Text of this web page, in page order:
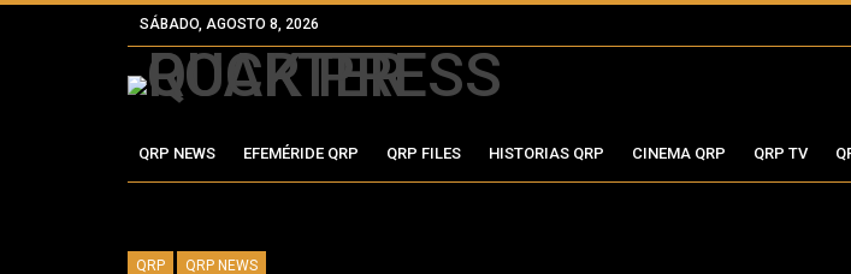
SÁBADO, AGOSTO 8, 2026
QRP NEWS EFEMÉRIDE QRP QRP FILES HISTORIAS QRP CINEMA QRP QRP TV
QRP QRP NEWS